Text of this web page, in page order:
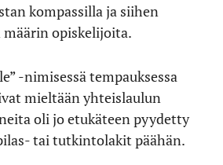
kompassilla ja siihen
opiskelijoita.
-nimisessä tempauksessa
mieltään yhteislaulun
oli jo etukäteen pyydetty
tai tutkintolakit päähän.